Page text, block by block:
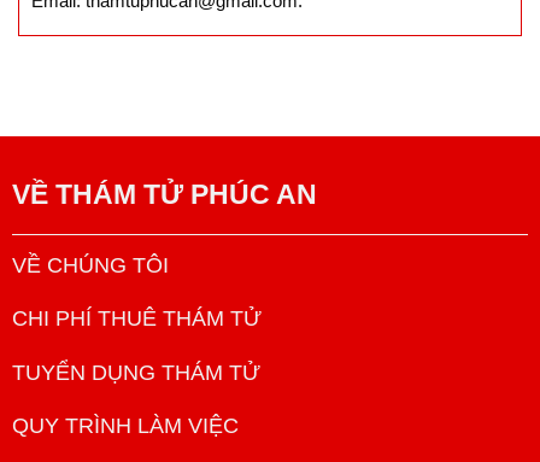
VỀ THÁM TỬ PHÚC AN
VỀ CHÚNG TÔI
CHI PHÍ THUÊ THÁM TỬ
TUYỂN DỤNG THÁM TỬ
QUY TRÌNH LÀM VIỆC